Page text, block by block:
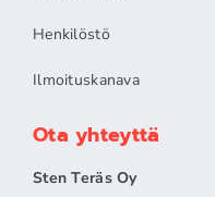
Henkilöstö
Ilmoituskanava
Ota yhteyttä
Sten Teräs Oy